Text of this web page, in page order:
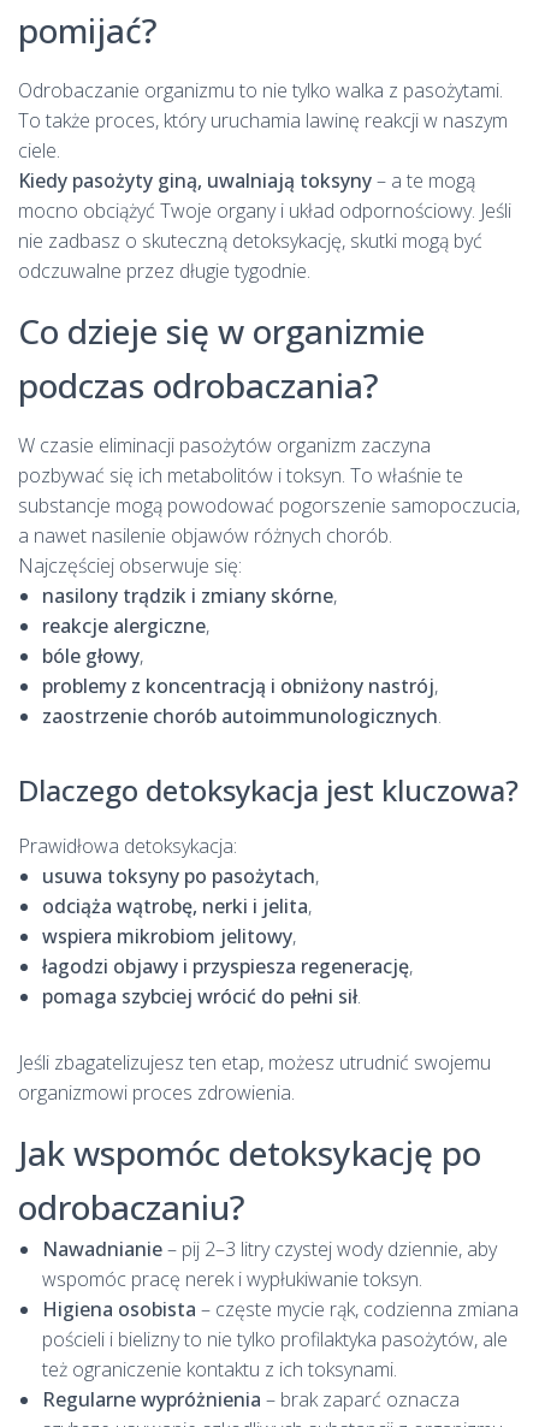
pomijać?
Odrobaczanie organizmu to nie tylko walka z pasożytami.
To także proces, który uruchamia lawinę reakcji w naszym
ciele.
Kiedy pasożyty giną, uwalniają toksyny– a te mogą
mocno obciążyć Twoje organy i układ odpornościowy. Jeśli
nie zadbasz o skuteczną detoksykację, skutki mogą być
odczuwalne przez długie tygodnie.
Co dzieje się w organizmie
podczas odrobaczania?
W czasie eliminacji pasożytów organizm zaczyna
pozbywać się ich metabolitów i toksyn. To właśnie te
substancje mogą powodować pogorszenie samopoczucia,
a nawet nasilenie objawów różnych chorób.
Najczęściej obserwuje się:
nasilony trądzik i zmiany skórne,
reakcje alergiczne,
bóle głowy,
problemy z koncentracją i obniżony nastrój,
zaostrzenie chorób autoimmunologicznych.
Dlaczego detoksykacja jest kluczowa?
Prawidłowa detoksykacja:
usuwa toksyny po pasożytach,
odciąża wątrobę, nerki i jelita,
wspiera mikrobiom jelitowy,
łagodzi objawy i przyspiesza regenerację,
pomaga szybciej wrócić do pełni sił.
Jeśli zbagatelizujesz ten etap, możesz utrudnić swojemu
organizmowi proces zdrowienia.
Jak wspomóc detoksykację po
odrobaczaniu?
Nawadnianie– pij 2–3 litry czystej wody dziennie, aby
wspomóc pracę nerek i wypłukiwanie toksyn.
Higiena osobista – częste mycie rąk, codzienna zmiana
pościeli i bielizny to nie tylko profilaktyka pasożytów, ale
też ograniczenie kontaktu z ich toksynami.
Regularne wypróżnienia – brak zaparć oznacza